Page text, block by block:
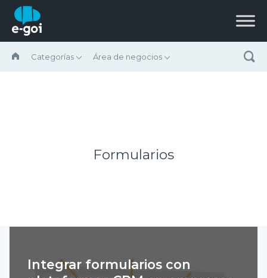
Saltar al contenido
Categorías Área de negocios
Formularios
Integrar formularios con